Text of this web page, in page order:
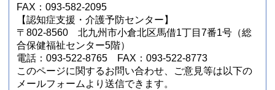
FAX：093-582-2095
【認知症支援・介護予防センター】
〒802-8560 北九州市小倉北区馬借1丁目7番1号（総
合保健福祉センター5階）
電話：093-522-8765 FAX：093-522-8773
このページに関するお問い合わせ、ご意見等は以下の
メールフォームより送信できます。